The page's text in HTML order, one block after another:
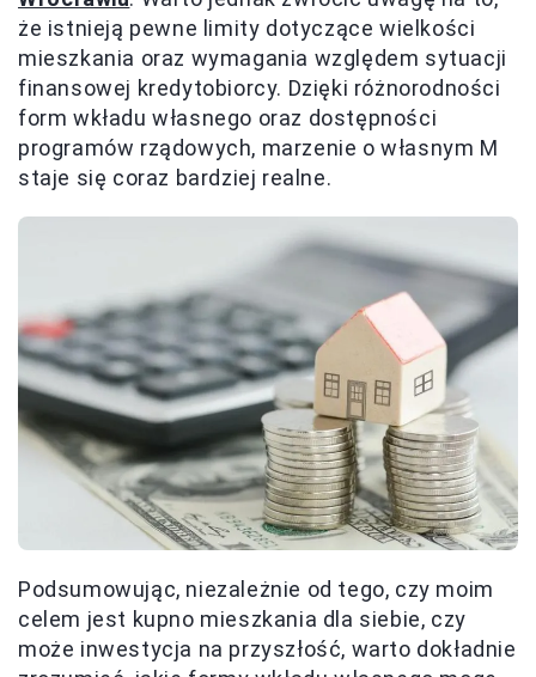
że istnieją pewne limity dotyczące wielkości
mieszkania oraz wymagania względem sytuacji
finansowej kredytobiorcy. Dzięki różnorodności
form wkładu własnego oraz dostępności
programów rządowych, marzenie o własnym M
staje się coraz bardziej realne.
Podsumowując, niezależnie od tego, czy moim
celem jest kupno mieszkania dla siebie, czy
może inwestycja na przyszłość, warto dokładnie